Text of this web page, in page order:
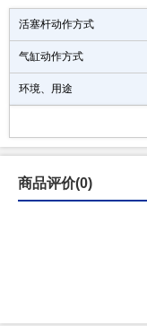
活塞杆动作方式
气缸动作方式
环境、用途
商品评价(0)